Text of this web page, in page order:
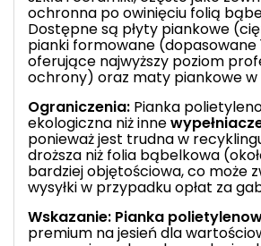
ochronna po owinięciu folią
Dostępne są płyty piankowe
pianki formowane (dopasowane
oferujące najwyższy poziom
ochrony) oraz maty piankowe w
Ograniczenia: Pianka
ekologiczna niż inne
ponieważ jest trudna w
droższa niż folia bąbelkowa
bardziej objętościowa, co może
wysyłki w przypadku opłat za
Wskazanie: Pianka
premium na jesień dla